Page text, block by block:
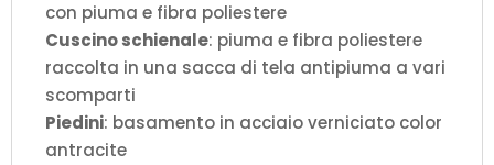
con piuma e fibra poliestere
Cuscino schienale: piuma e fibra poliestere
raccolta in una sacca di tela antipiuma a vari
scomparti
Piedini: basamento in acciaio verniciato color
antracite